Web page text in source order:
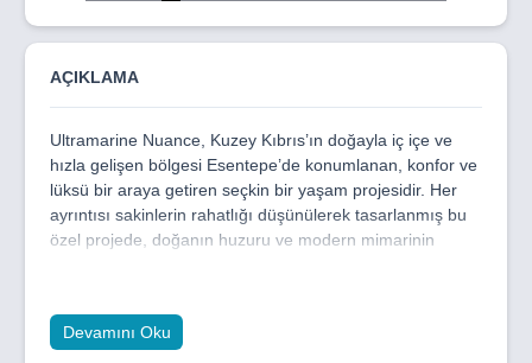
5
of
AÇIKLAMA
Ultramarine Nuance, Kuzey Kıbrıs’ın doğayla iç içe ve
hızla gelişen bölgesi Esentepe’de konumlanan, konfor ve
lüksü bir araya getiren seçkin bir yaşam projesidir. Her
ayrıntısı sakinlerin rahatlığı düşünülerek tasarlanmış bu
özel projede, doğanın huzuru ve modern mimarinin
alanlarıyla Ultramarine Nuance, hayalinizdeki yaşamı
gerçeğe dönüştürüyor.
Devamını Oku